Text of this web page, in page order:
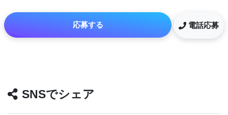
応募する 電話応募
SNSでシェア